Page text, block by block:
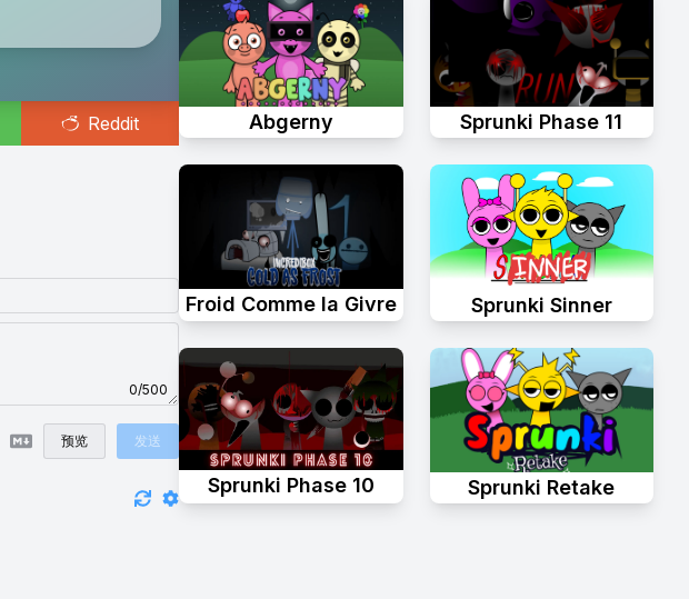
Reddit
0/500
预览 发送
Abgerny Sprunki Phase 11
Froid Comme la Givre Sprunki Sinner
Sprunki Phase 10 Sprunki Retake